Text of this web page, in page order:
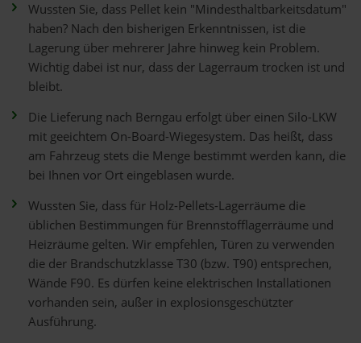
Wussten Sie, dass Pellet kein "Mindesthaltbarkeitsdatum"
haben? Nach den bisherigen Erkenntnissen, ist die
Lagerung über mehrerer Jahre hinweg kein Problem.
Wichtig dabei ist nur, dass der Lagerraum trocken ist und
bleibt.
Die Lieferung nach Berngau erfolgt über einen Silo-LKW
mit geeichtem On-Board-Wiegesystem. Das heißt, dass
am Fahrzeug stets die Menge bestimmt werden kann, die
bei Ihnen vor Ort eingeblasen wurde.
Wussten Sie, dass für Holz-Pellets-Lagerräume die
üblichen Bestimmungen für Brennstofflagerräume und
Heizräume gelten. Wir empfehlen, Türen zu verwenden
die der Brandschutzklasse T30 (bzw. T90) entsprechen,
Wände F90. Es dürfen keine elektrischen Installationen
vorhanden sein, außer in explosionsgeschützter
Ausführung.